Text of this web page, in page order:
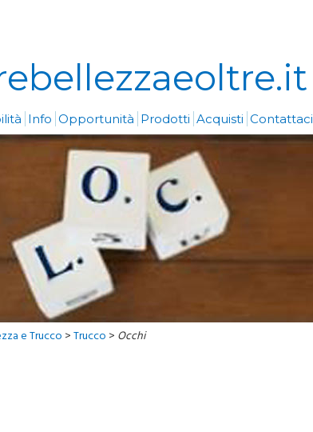
Info Opportunità Prodotti Acquisti Contattaci
e Trucco >Trucco > Occhi